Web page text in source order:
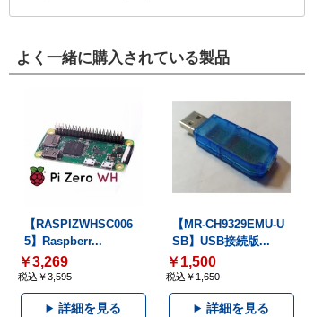
よく一緒に購入されている製品
【RASPIZWHSC006
5】Raspberr...
￥3,269
税込￥3,595
詳細を見る
【MR-CH9329EMU-U
SB】USB接続版...
￥1,500
税込￥1,650
詳細を見る